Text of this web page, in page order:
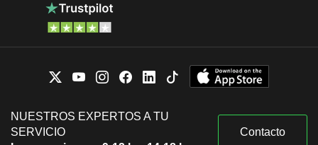
NUESTROS EXPERTOS A TU
SERVICIO
Contacto